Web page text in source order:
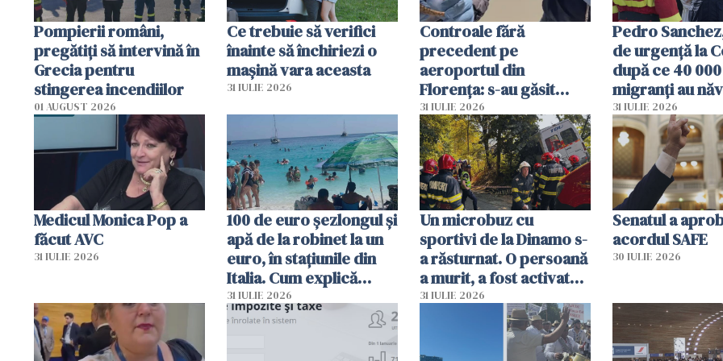
Pompierii români,
pregătiţi să intervină în
Grecia pentru
stingerea incendiilor
01 AUGUST 2026
Ce trebuie să verifici
înainte să închiriezi o
mașină vara aceasta
31 IULIE 2026
Controale fără
precedent pe
aeroportul din
Florența: s-au găsit
capete de aligator și o
sumă imensă de bani
31 IULIE 2026
Pedro
de urgență la
după ce 40
migranți au
teritoriul
mobiliza toate
resursele"
31 IULIE 2026
Medicul Monica Pop a
făcut AVC
31 IULIE 2026
100 de euro șezlongul și
apă de la robinet la un
euro, în stațiunile din
Italia. Cum explică
autoritățile
31 IULIE 2026
Un microbuz cu
sportivi de la Dinamo s-
a răsturnat. O persoană
a murit, a fost activat
planul roșu de
31 IULIE 2026
Senatul a
acordul SAFE
30 IULIE 2026